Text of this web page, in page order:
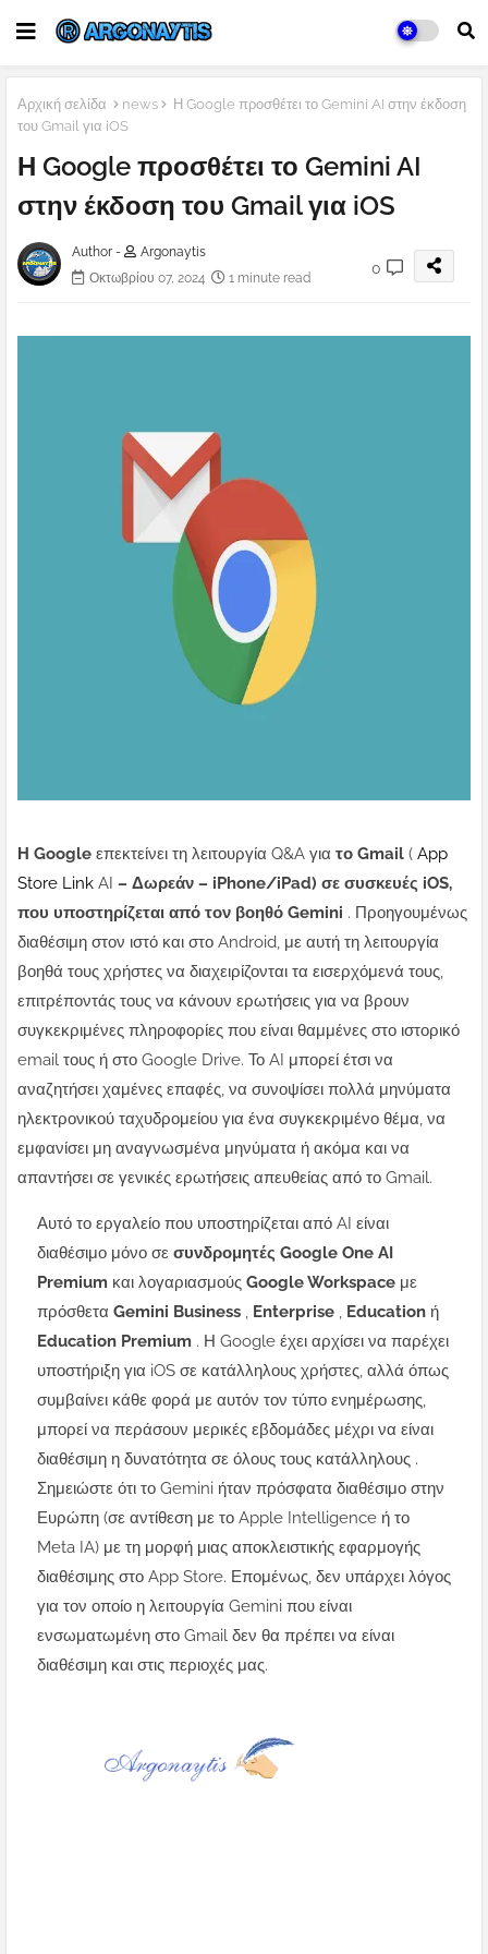
Αρχική σελίδα news
Η Google προσθέτει το Gemini AI στην έκδοση
του Gmail για iOS
Η Google προσθέτει το Gemini AI
στην έκδοση του Gmail για iOS
Author -
Argonaytis
Οκτωβρίου 07, 2024
1 minute read
0
Η Google επεκτείνει τη λειτουργία Q&A για το Gmail ( App
Store Link AI – Δωρεάν – iPhone/iPad) σε συσκευές iOS,
που υποστηρίζεται από τον βοηθό Gemini . Προηγουμένως
διαθέσιμη στον ιστό και στο Android, με αυτή τη λειτουργία
βοηθά τους χρήστες να διαχειρίζονται τα εισερχόμενά τους,
επιτρέποντάς τους να κάνουν ερωτήσεις για να βρουν
συγκεκριμένες πληροφορίες που είναι θαμμένες στο ιστορικό
email τους ή στο Google Drive. Το AI μπορεί έτσι να
αναζητήσει χαμένες επαφές, να συνοψίσει πολλά μηνύματα
ηλεκτρονικού ταχυδρομείου για ένα συγκεκριμένο θέμα, να
εμφανίσει μη αναγνωσμένα μηνύματα ή ακόμα και να
απαντήσει σε γενικές ερωτήσεις απευθείας από το Gmail.
Αυτό το εργαλείο που υποστηρίζεται από AI είναι
διαθέσιμο μόνο σε συνδρομητές Google One AI
Premium και λογαριασμούς Google Workspace με
πρόσθετα Gemini Business , Enterprise , Education ή
Education Premium . Η Google έχει αρχίσει να παρέχει
υποστήριξη για iOS σε κατάλληλους χρήστες, αλλά όπως
συμβαίνει κάθε φορά με αυτόν τον τύπο ενημέρωσης,
μπορεί να περάσουν μερικές εβδομάδες μέχρι να είναι
διαθέσιμη η δυνατότητα σε όλους τους κατάλληλους .
Σημειώστε ότι το Gemini ήταν πρόσφατα διαθέσιμο στην
Ευρώπη (σε αντίθεση με το Apple Intelligence ή το
Meta IA) με τη μορφή μιας αποκλειστικής εφαρμογής
διαθέσιμης στο App Store. Επομένως, δεν υπάρχει λόγος
για τον οποίο η λειτουργία Gemini που είναι
ενσωματωμένη στο Gmail δεν θα πρέπει να είναι
διαθέσιμη και στις περιοχές μας.